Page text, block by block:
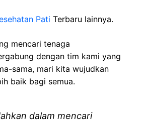
Pati Terbaru lainnya.
mencari tenaga
dengan tim kami yang
sama, mari kita wujudkan
baik bagi semua.
dalam mencari